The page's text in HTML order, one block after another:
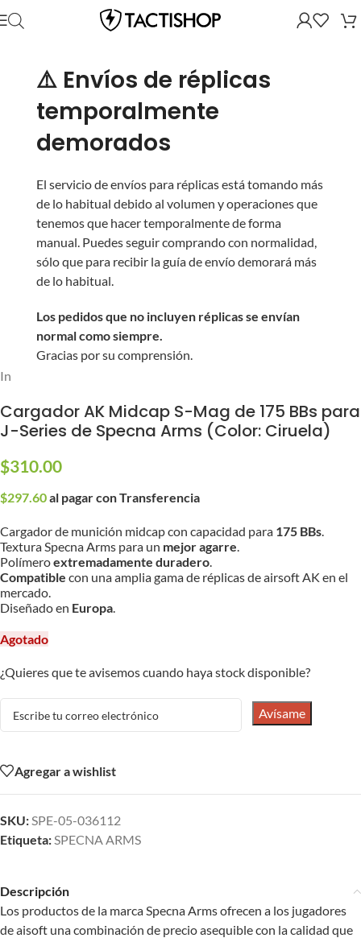
⚠️ Envíos de réplicas
temporalmente
demorados
El servicio de envíos para réplicas está tomando más
de lo habitual debido al volumen y operaciones que
tenemos que hacer temporalmente de forma
manual. Puedes seguir comprando con normalidad,
sólo que para recibir la guía de envío demorará más
de lo habitual.
Los pedidos que no incluyen réplicas se envían
normal como siempre.
Gracias por su comprensión.
Inicio
Cargador AK Midcap S-Mag de 175 BBs para
J-Series de Specna Arms (Color: Ciruela)
$310.00
$297.60al pagar con Transferencia
Cargador de munición midcap con capacidad para 175 BBs.
Textura Specna Arms para un mejor agarre.
Polímeroextremadamente duradero.
Compatible con una amplia gama de réplicas de airsoft AK en el
mercado.
Diseñado en Europa.
Agotado
¿Quieres que te avisemos cuando haya stock disponible?
Avísame
Agregar a wishlist
SKU:SPE-05-036112
Etiqueta:SPECNA ARMS
Descripción
Los productos de la marca Specna Arms ofrecen a los jugadores
de aisoft una combinación de precio asequible con la calidad que